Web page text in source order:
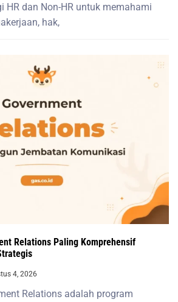
HR dan Non-HR untuk memahami
hak,
Relations Paling Komprehensif
4, 2026
Relations adalah program